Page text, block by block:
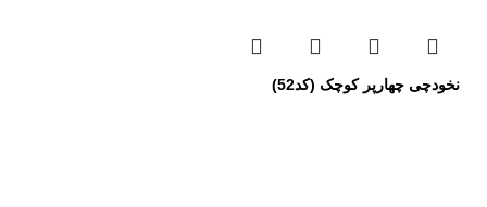
نخودچی چهارپر کوچک (کد52)